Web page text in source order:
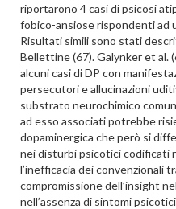
riportarono 4 casi di psicosi
fobico-ansiose rispondenti
Risultati simili sono stati
Bellettine (67). Galynker et al.
alcuni casi di DP con
persecutori e allucinazioni
substrato neurochimico
ad esso associati potrebbe
dopaminergica che però si
nei disturbi psicotici codificati
l’inefficacia dei convenzionali
compromissione dell’insight
nell’assenza di sintomi